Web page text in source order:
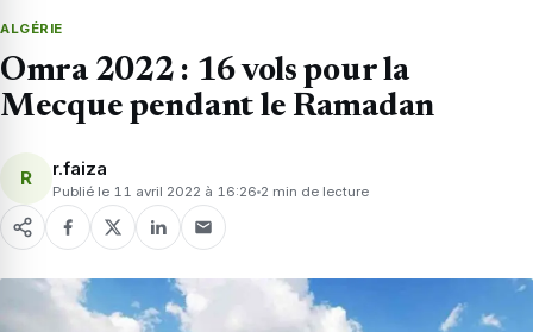
ALGÉRIE
Omra 2022 : 16 vols pour la
Mecque pendant le Ramadan
R r.faiza
Publié le 11 avril 2022 à 16:26 2 min de lecture